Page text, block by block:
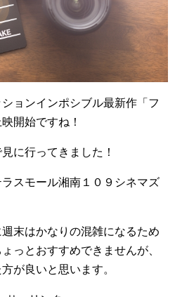
ョンインポシブル最新作「フ
開始ですね！
に行ってきました！
スモール湘南１０９シネマズ
末はかなりの混雑になるため
っとおすすめできませんが、
が良いと思います。